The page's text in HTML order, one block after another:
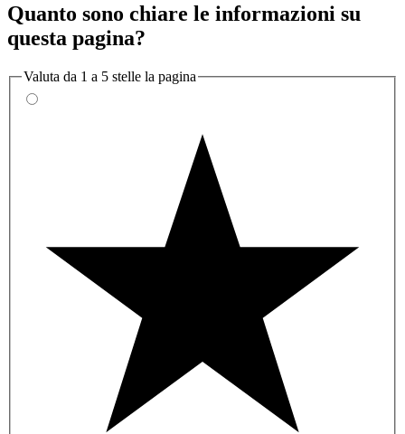
Quanto sono chiare le informazioni su
questa pagina?
Valuta da 1 a 5 stelle la pagina